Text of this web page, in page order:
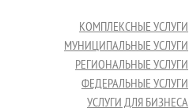
КОМПЛЕКСНЫЕ УСЛУГИ
МУНИЦИПАЛЬНЫЕ УСЛУГИ
РЕГИОНАЛЬНЫЕ УСЛУГИ
ФЕДЕРАЛЬНЫЕ УСЛУГИ
УСЛУГИ ДЛЯ БИЗНЕСА